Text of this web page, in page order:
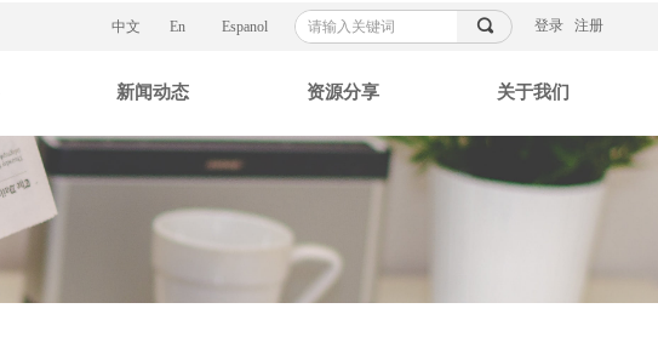
新闻动态 资源分享 关于我们
登录 注册
끠
中文 En Espanol